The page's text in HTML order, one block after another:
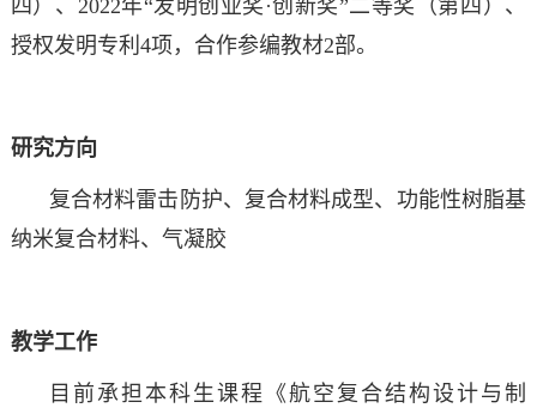
四）、2022年“发明创业奖·创新奖”二等奖（第四）、
授权发明专利4项，合作参编教材2部。
研究方向
复合材料雷击防护、复合材料成型、功能性树脂基
纳米复合材料、气凝胶
教学工作
目前承担本科生课程《航空复合结构设计与制